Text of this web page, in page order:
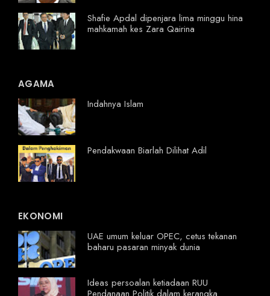
Shafie Apdal dipenjara lima minggu hina
mahkamah kes Zara Qairina
AGAMA
Indahnya Islam
Pendakwaan Biarlah Dilihat Adil
EKONOMI
UAE umum keluar OPEC, cetus tekanan
baharu pasaran minyak dunia
Ideas persoalan ketiadaan RUU